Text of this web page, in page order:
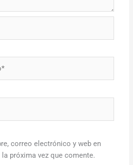
correo electrónico y web en
próxima vez que comente.